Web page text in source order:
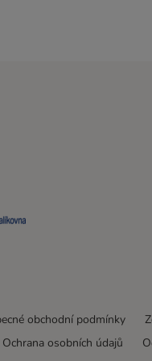
Shipping Method
Shipping Method
Balíkovna Shipping
obchodní podmínky
Ochrana osobních údajů